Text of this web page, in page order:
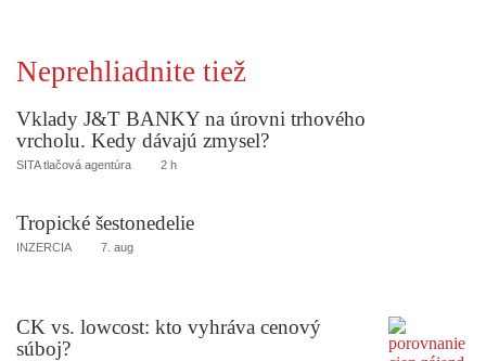
Neprehliadnite tiež
Vklady J&T BANKY na úrovni trhového
vrcholu. Kedy dávajú zmysel?
SITA tlačová agentúra 2 h
Tropické šestonedelie
INZERCIA 7. aug
CK vs. lowcost: kto vyhráva cenový
súboj?